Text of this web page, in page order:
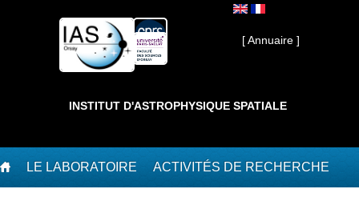
Interne ]
[ Annuaire ]
INSTITUT D'ASTROPHYSIQUE SPATIALE
LE LABORATOIRE ACTIVITÉS DE RECHERCHE